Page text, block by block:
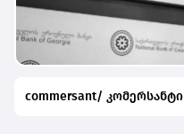
commersant/ კომერსანტი